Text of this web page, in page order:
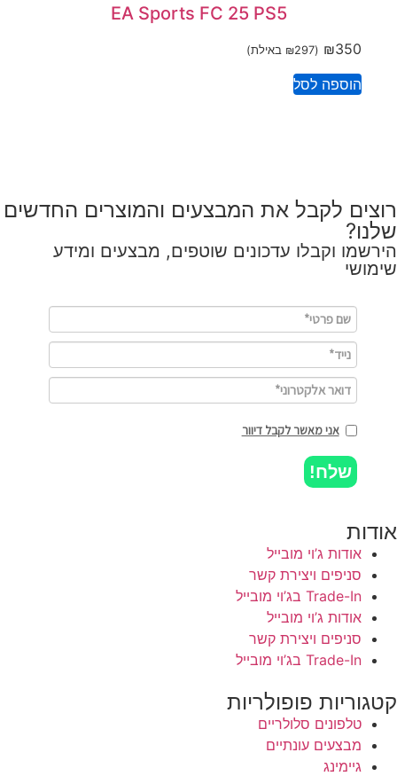
EA Sports FC 25 PS5
₪350
(
₪297 באילת)
הוספה לסל
רוצים לקבל את המבצעים והמוצרים החדשים
שלנו?
הירשמו וקבלו עדכונים שוטפים, מבצעים ומידע
שימושי
אני מאשר לקבל דיוור
שלח!
אודות
אודות ג’וי מובייל
סניפים ויצירת קשר
Trade-In בג’וי מובייל
אודות ג’וי מובייל
סניפים ויצירת קשר
Trade-In בג’וי מובייל
קטגוריות פופולריות
טלפונים סלולריים
מבצעים עונתיים
גיימינג